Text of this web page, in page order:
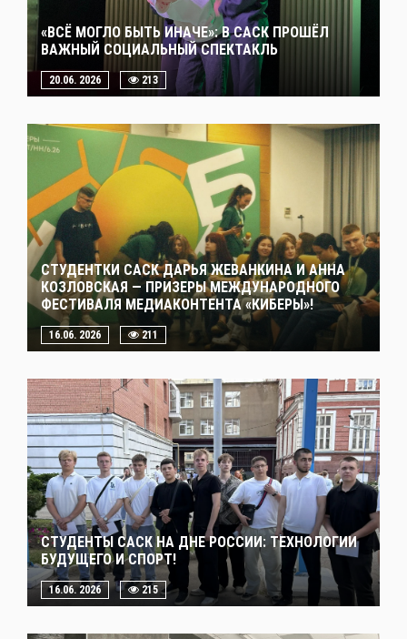
«ВСЁ МОГЛО БЫТЬ ИНАЧЕ»: В САСК ПРОШЁЛ
ВАЖНЫЙ СОЦИАЛЬНЫЙ СПЕКТАКЛЬ
20.06. 2026 213
СТУДЕНТКИ САСК ДАРЬЯ ЖЕВАНКИНА И АННА
КОЗЛОВСКАЯ — ПРИЗЕРЫ МЕЖДУНАРОДНОГО
ФЕСТИВАЛЯ МЕДИАКОНТЕНТА «КИБЕРЫ»!
16.06. 2026 211
СТУДЕНТЫ САСК НА ДНЕ РОССИИ: ТЕХНОЛОГИИ
БУДУЩЕГО И СПОРТ!
16.06. 2026 215